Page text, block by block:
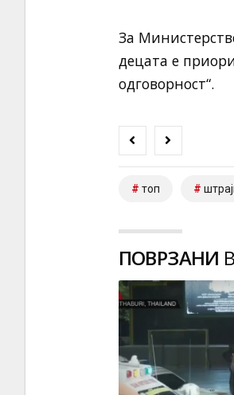
За
децата е
одговорност“.
топ
ПОВРЗАНИ